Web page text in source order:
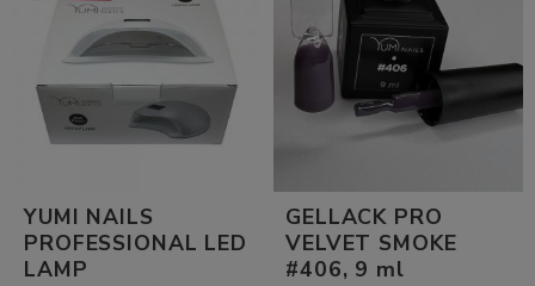
YUMI NAILS
PROFESSIONAL LED
LAMP
GELLACK PRO
VELVET SMOKE
#406, 9 ml